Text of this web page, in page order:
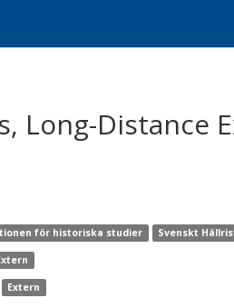
Long-Distance
för historiska studier Svenskt
Extern